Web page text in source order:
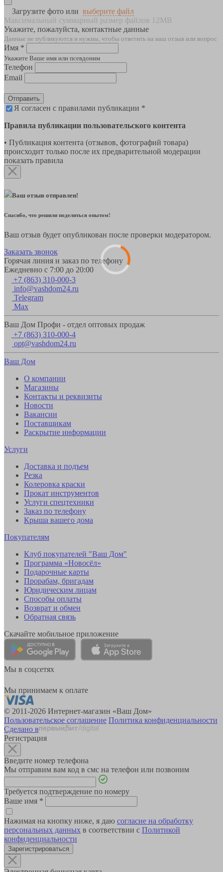
Загрузите фото или выберите файл
Максимальный суммарный размер файлов 12MB
Укажите, пожалуйста, контактные данные
Данные не публикуются и нужны, чтобы ответить на ваш отзыв или вопрос
Имя *
Укажите Ваше имя или псевдоним
Телефон
Email
Отправить
Я согласен с правилами публикации *
Правила публикации пользовательского контента
• Публикация контента (отзывов, фотографий товара)
происходит только после их предварительной модерации
показать правила
Ваш отзыв отправлен!
Спасибо, что решили поделиться опытом!
Ваш отзыв будет опубликован после проверки модератором.
Заказать звонок
Горячая линия и заказ по телефону
Ежедневно с 7:00 до 20:00
+7 (863) 310-000-3
info@vashdom24.ru
Telegram
Max
Ваш Дом Профи - отдел оптовых продаж
+7 (863) 310-000-4
opt@vashdom24.ru
Ваш Дом
О компании
Магазины
Контакты и реквизиты
Новости
Вакансии
Поставщикам
Раскрытие информации
Услуги
Доставка и подъем
Резка
Колеровка краски
Прокат инструментов
Услуги спецтехники
Заказ по телефону
Крыша вашего дома
Покупателям
Клуб покупателей "Ваш Дом"
Программа «Новосёл»
Подарочные карты
Прорабам, бригадам
Юридическим лицам
Способы оплаты
Возврат и обмен
Обратная связь
Скачайте мобильное приложение
Мы в соцсетях
Мы принимаем к оплате
© 2011-2026 Интернет-магазин «Ваш Дом»
Пользовательское соглашение Политика конфиденциальности
Сделано в
Регистрация
Введите номер телефона
Мы отправим вам код в смс на телефон или позвоним
Требуется подтверждение по номеру
Ваше имя *
Нажимая на кнопку ниже, я даю согласие на обработку
персональных данных в соответствии с Политикой
конфиденциальности
Зарегистрироваться